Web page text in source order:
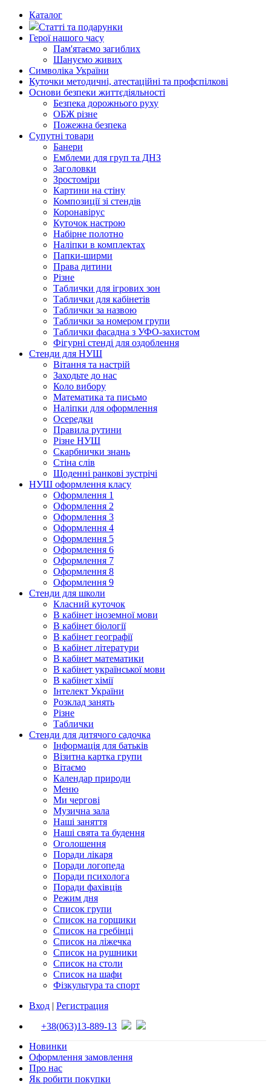
Каталог
Статті та подарунки
Герої нашого часу
Пам'ятаємо загиблих
Шануємо живих
Символіка України
Куточки методичні, атестаційні та профспілкові
Основи безпеки життєдіяльності
Безпека дорожнього руху
ОБЖ різне
Пожежна безпека
Супутні товари
Банери
Емблеми для груп та ДНЗ
Заголовки
Зростоміри
Картини на стіну
Композиції зі стендів
Коронавірус
Куточок настрою
Набірне полотно
Наліпки в комплектах
Папки-ширми
Права дитини
Різне
Таблички для ігрових зон
Таблички для кабінетів
Таблички за назвою
Таблички за номером групи
Таблички фасадна з УФО-захистом
Фігурні стенді для оздоблення
Стенди для НУШ
Вітання та настрій
Заходьте до нас
Коло вибору
Математика та письмо
Наліпки для оформлення
Осередки
Правила рутини
Різне НУШ
Скарбнички знань
Стіна слів
Щоденні ранкові зустрічі
НУШ оформлення класу
Оформлення 1
Оформлення 2
Оформлення 3
Оформлення 4
Оформлення 5
Оформлення 6
Оформлення 7
Оформлення 8
Оформлення 9
Стенди для школи
Класний куточок
В кабінет іноземної мови
В кабінет біології
В кабінет географії
В кабінет літератури
В кабінет математики
В кабінет української мови
В кабінет хімії
Інтелект України
Розклад занять
Різне
Таблички
Стенди для дитячого садочка
Інформація для батьків
Візитна картка групи
Вітаємо
Календар природи
Меню
Ми чергові
Музична зала
Наші заняття
Наші свята та будення
Оголошення
Поради лікаря
Поради логопеда
Поради психолога
Поради фахівців
Режим дня
Список групи
Список на горщики
Список на гребінці
Список на ліжечка
Список на рушники
Список на столи
Список на шафи
Фізкультура та спорт
Вход | Регистрация
+38(063)13-889-13
Новинки
Оформлення замовлення
Про нас
Як робити покупки